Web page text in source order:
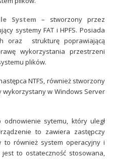
System – stworzony przez
systemy FAT i HPFS. Posiada
oraz strukturę poprawiającą
wykorzystania przestrzeni
plików.
NTFS, również stworzony
w Windows Server
sytemu, który uległ
to zawiera zastępczy
również system operacyjny i
to ostateczność stosowana,